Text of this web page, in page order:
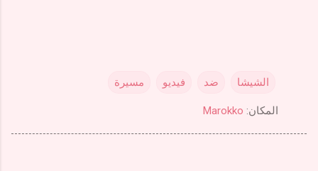
الشيشا ضد فيديو مسيرة
المكان: Marokko